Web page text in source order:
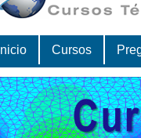
Inicio Cursos